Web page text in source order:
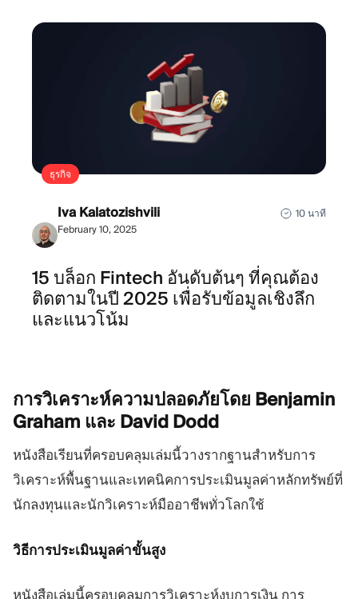
ธุรกิจ
Iva Kalatozishvili
February 10, 2025
10 นาที
15 บล็อก Fintech อันดับต้นๆ ที่คุณต้อง
ติดตามในปี 2025 เพื่อรับข้อมูลเชิงลึก
และแนวโน้ม
การวิเคราะห์ความปลอดภัยโดย Benjamin
Graham และ David Dodd
หนังสือเรียนที่ครอบคลุมเล่มนี้วางรากฐานสำหรับการ
วิเคราะห์พื้นฐานและเทคนิคการประเมินมูลค่าหลักทรัพย์ที่
นักลงทุนและนักวิเคราะห์มืออาชีพทั่วโลกใช้
วิธีการประเมินมูลค่าขั้นสูง
หนังสือเล่มนี้ครอบคลุมการวิเคราะห์งบการเงิน การ